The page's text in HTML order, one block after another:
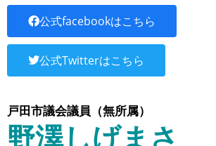
公式facebookはこちら
公式Twitterはこちら
戸田市議会議員（無所属）
野澤しげまさ